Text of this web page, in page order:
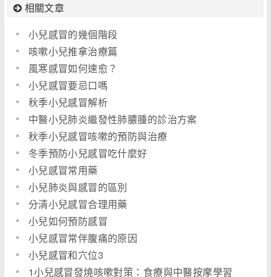
相關文章
小兒感冒的幾個階段
咳嗽小兒推拿治療篇
風寒感冒如何速愈？
小兒感冒要忌口嗎
秋季小兒感冒解析
中醫小兒肺炎繼發性肺膿腫的診治方案
秋季小兒感冒咳嗽的預防與治療
冬季預防小兒感冒吃什麼好
小兒感冒常用藥
小兒肺炎與感冒的區別
分清小兒感冒合理用藥
小兒如何預防感冒
小兒感冒常伴腹痛的原因
小兒感冒和穴位3
1小兒感冒發燒咳嗽對策：食療與中醫按摩學習